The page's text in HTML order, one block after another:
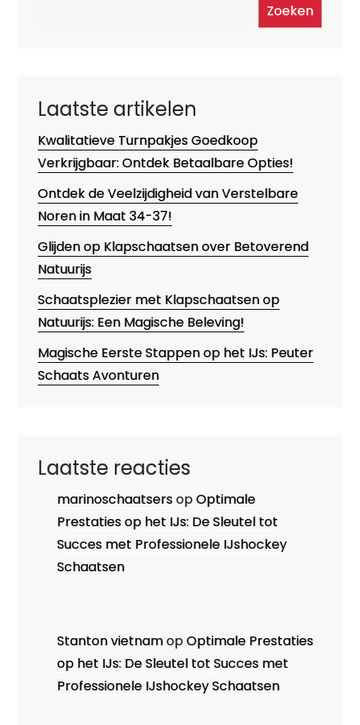
Zoeken
Laatste artikelen
Kwalitatieve Turnpakjes Goedkoop
Verkrijgbaar: Ontdek Betaalbare Opties!
Ontdek de Veelzijdigheid van Verstelbare
Noren in Maat 34-37!
Glijden op Klapschaatsen over Betoverend
Natuurijs
Schaatsplezier met Klapschaatsen op
Natuurijs: Een Magische Beleving!
Magische Eerste Stappen op het IJs: Peuter
Schaats Avonturen
Laatste reacties
marinoschaatsersopOptimale
Prestaties op het IJs: De Sleutel tot
Succes met Professionele IJshockey
Schaatsen
Stanton vietnamopOptimale Prestaties
op het IJs: De Sleutel tot Succes met
Professionele IJshockey Schaatsen